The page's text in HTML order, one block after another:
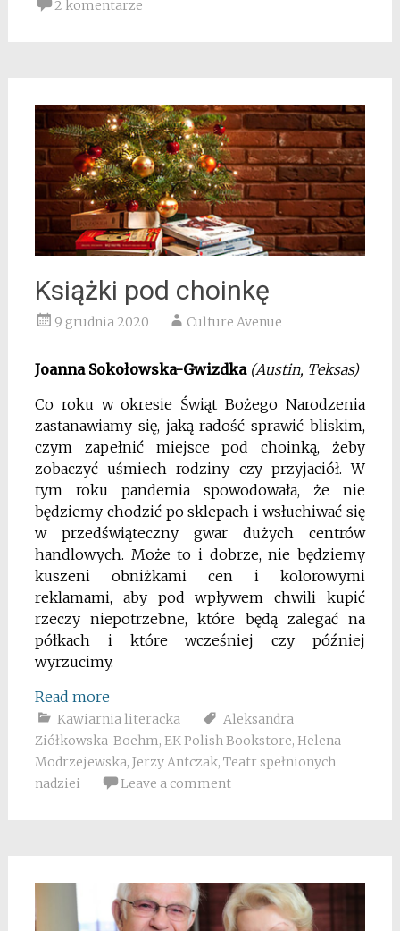
2 komentarze
Książki pod choinkę
9 grudnia 2020 Culture Avenue
Joanna Sokołowska-Gwizdka (Austin, Teksas)
Co roku w okresie Świąt Bożego Narodzenia
zastanawiamy się, jaką radość sprawić bliskim,
czym zapełnić miejsce pod choinką, żeby
zobaczyć uśmiech rodziny czy przyjaciół. W
tym roku pandemia spowodowała, że nie
będziemy chodzić po sklepach i wsłuchiwać się
w przedświąteczny gwar dużych centrów
handlowych. Może to i dobrze, nie będziemy
kuszeni obniżkami cen i kolorowymi
reklamami, aby pod wpływem chwili kupić
rzeczy niepotrzebne, które będą zalegać na
półkach i które wcześniej czy później
wyrzucimy.
Read more
Kawiarnia literacka
Aleksandra
Ziółkowska-Boehm, EK Polish Bookstore, Helena
Modrzejewska, Jerzy Antczak, Teatr spełnionych
nadziei
Leave a comment